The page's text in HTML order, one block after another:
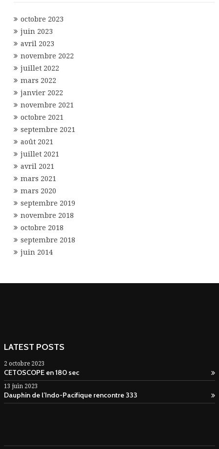
octobre 2023
juin 2023
avril 2023
novembre 2022
juillet 2022
mars 2022
janvier 2022
novembre 2021
octobre 2021
septembre 2021
août 2021
juillet 2021
avril 2021
mars 2021
mars 2020
septembre 2019
novembre 2018
octobre 2018
septembre 2018
juin 2014
LATEST POSTS
2 octobre 2023
CETOSCOPE en 180 sec
13 juin 2023
Dauphin de l’Indo-Pacifique rencontre 333